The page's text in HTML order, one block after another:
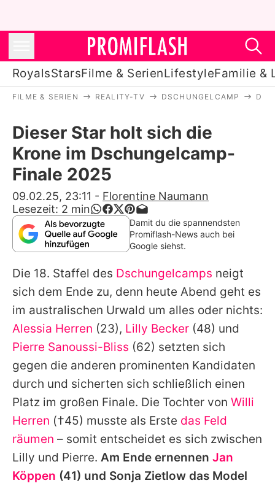
RoyalsStarsFilme & SerienLifestyleFamilie &
Stars
Filme & Serien
Lifestyle
Familie & Liebe
Promiflash Exklusiv
Alle Themen auf Promiflash
Jobs
App runterladen
Team
Redaktionelle Richtlinien
Impressum
Datenschutzerklärung
FILME & SERIEN REALITY-TV DSCHUNGELCAMP
Dieser Star holt sich die
Krone im Dschungelcamp-
Finale 2025
09.02.25, 23:11 - Florentine Naumann
Lesezeit: 2 min
Damit du die spannendsten
Promiflash-News auch bei
Google siehst.
Die 18. Staffel des Dschungelcamps neigt
sich dem Ende zu, denn heute Abend geht es
im australischen Urwald um alles oder nichts:
Alessia Herren (23), Lilly Becker (48) und
Pierre Sanoussi-Bliss (62) setzten sich
gegen die anderen prominenten Kandidaten
durch und sicherten sich schließlich einen
Platz im großen Finale. Die Tochter von Willi
Herren (†45) musste als Erste das Feld
räumen – somit entscheidet es sich zwischen
Lilly und Pierre. Am Ende ernennen Jan
Köppen (41) und Sonja Zietlow das Model